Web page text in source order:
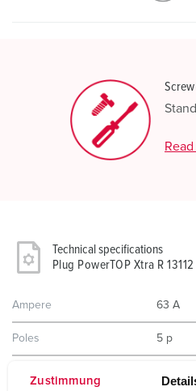
Zustimmung
Technical specifications
Plug PowerTOP Xtra R 13112
Ampere 63 A
Poles 5 p